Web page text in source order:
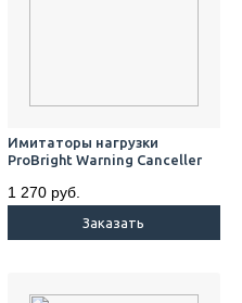
Имитаторы нагрузки
ProBright Warning Canceller
1 270 руб.
Заказать